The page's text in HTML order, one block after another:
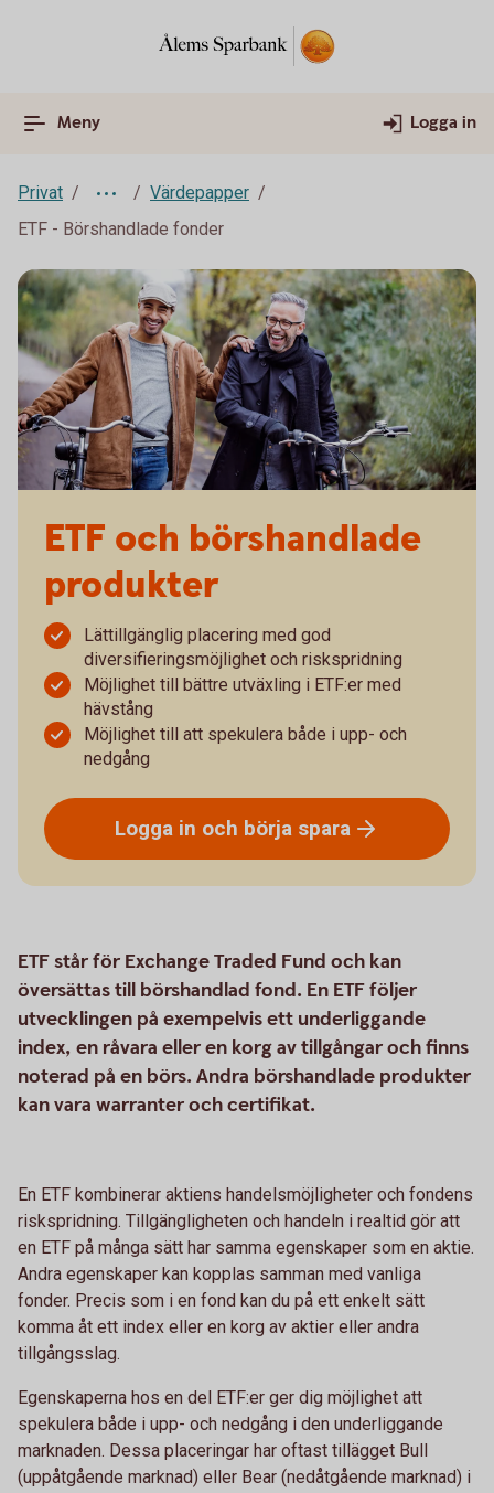
Meny Logga in
Privat
Värdepapper
ETF - Börshandlade fonder
ETF och börshandlade
produkter
Lättillgänglig placering med god
diversifieringsmöjlighet och riskspridning
Möjlighet till bättre utväxling i ETF:er med
hävstång
Möjlighet till att spekulera både i upp- och
nedgång
Logga in och börja spara
ETF står för Exchange Traded Fund och kan
översättas till börshandlad fond. En ETF följer
utvecklingen på exempelvis ett underliggande
index, en råvara eller en korg av tillgångar och finns
noterad på en börs. Andra börshandlade produkter
kan vara warranter och certifikat.
En ETF kombinerar aktiens handelsmöjligheter och fondens
riskspridning. Tillgängligheten och handeln i realtid gör att
en ETF på många sätt har samma egenskaper som en aktie.
Andra egenskaper kan kopplas samman med vanliga
fonder. Precis som i en fond kan du på ett enkelt sätt
komma åt ett index eller en korg av aktier eller andra
tillgångsslag.
Egenskaperna hos en del ETF:er ger dig möjlighet att
spekulera både i upp- och nedgång i den underliggande
marknaden. Dessa placeringar har oftast tillägget Bull
(uppåtgående marknad) eller Bear (nedåtgående marknad) i